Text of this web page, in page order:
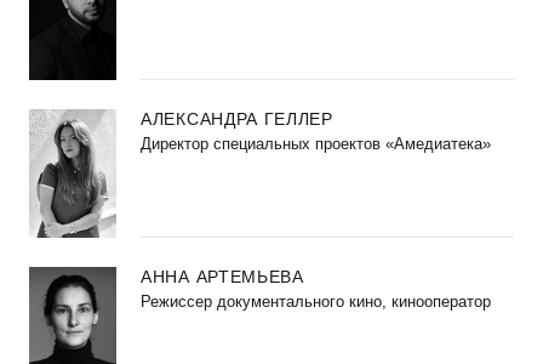
АЛЕКСАНДРА ГЕЛЛЕР
Директор специальных проектов «Амедиатека»
АННА АРТЕМЬЕВА
Режиссер документального кино, кинооператор